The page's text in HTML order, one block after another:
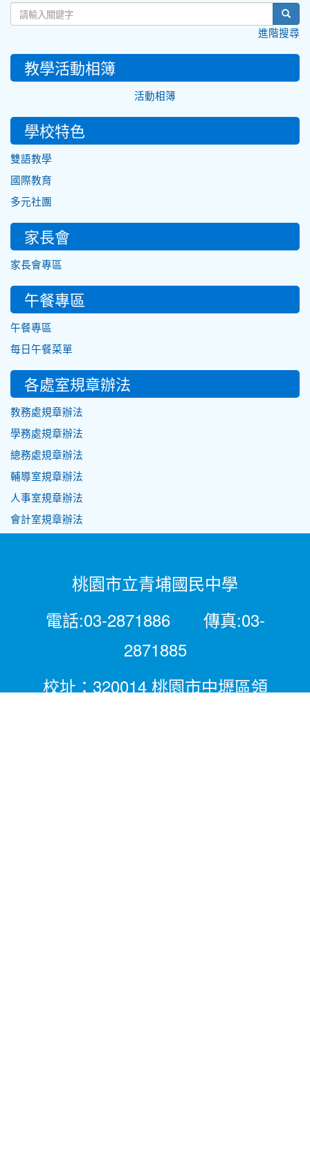
進階搜尋
教學活動相簿
活動相簿
學校特色
雙語教學
國際教育
多元社團
家長會
家長會專區
午餐專區
午餐專區
每日午餐菜單
各處室規章辦法
教務處規章辦法
學務處規章辦法
總務處規章辦法
輔導室規章辦法
人事室規章辦法
會計室規章辦法
桃園市立青埔國民中學
電話:03-2871886 傳真:03-
2871885
校址：320014 桃園市中壢區領